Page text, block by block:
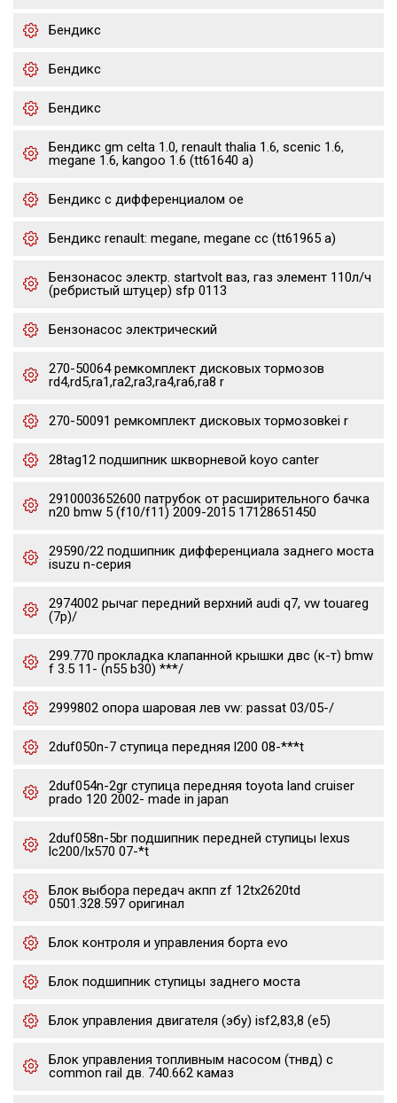
Бендикс
Бендикс
Бендикс
Бендикс gm celta 1.0, renault thalia 1.6, scenic 1.6,
megane 1.6, kangoo 1.6 (tt61640 a)
Бендикс с дифференциалом oe
Бендикс renault: megane, megane cc (tt61965 a)
Бензонасос электр. startvolt ваз, газ элемент 110л/ч
(ребристый штуцер) sfp 0113
Бензонасос электрический
270-50064 ремкомплект дисковых тормозов
rd4,rd5,ra1,ra2,ra3,ra4,ra6,ra8 r
270-50091 ремкомплект дисковых тормозовkei r
28tag12 подшипник шкворневой koyo canter
2910003652600 патрубок от расширительного бачка
n20 bmw 5 (f10/f11) 2009-2015 17128651450
29590/22 подшипник дифференциала заднего моста
isuzu n-серия
2974002 рычаг передний верхний audi q7, vw touareg
(7p)/
299.770 прокладка клапанной крышки двс (к-т) bmw
f 3.5 11- (n55 b30) ***/
2999802 опора шаровая лев vw: passat 03/05-/
2duf050n-7 ступица передняя l200 08-***t
2duf054n-2gr ступица передняя toyota land cruiser
prado 120 2002- made in japan
2duf058n-5br подшипник передней ступицы lexus
lc200/lx570 07-*t
Блок выбора передач акпп zf 12tx2620td
0501.328.597 оригинал
Блок контроля и управления борта evo
Блок подшипник ступицы заднего моста
Блок управления двигателя (эбу) isf2,83,8 (е5)
Блок управления топливным насосом (тнвд) с
common rail дв. 740.662 камаз